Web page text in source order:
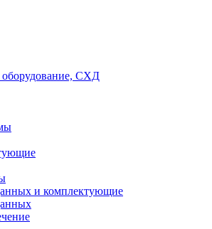
оборудование, СХД
и комплектующие